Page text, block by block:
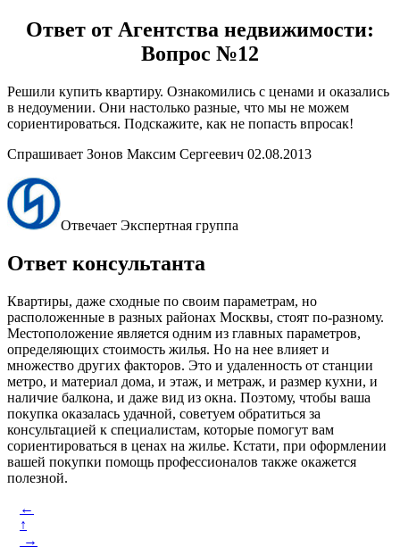
Ответ от Агентства недвижимости:
Вопрос №12
Решили купить квартиру. Ознакомились с ценами и оказались
в недоумении. Они настолько разные, что мы не можем
сориентироваться. Подскажите, как не попасть впросак!
Спрашивает Зонов Максим Сергеевич 02.08.2013
Отвечает Экспертная группа
Ответ консультанта
Квартиры, даже сходные по своим параметрам, но
расположенные в разных районах Москвы, стоят по-разному.
Местоположение является одним из главных параметров,
определяющих стоимость жилья. Но на нее влияет и
множество других факторов. Это и удаленность от станции
метро, и материал дома, и этаж, и метраж, и размер кухни, и
наличие балкона, и даже вид из окна. Поэтому, чтобы ваша
покупка оказалась удачной, советуем обратиться за
консультацией к специалистам, которые помогут вам
сориентироваться в ценах на жилье. Кстати, при оформлении
вашей покупки помощь профессионалов также окажется
полезной.
←
↑
→